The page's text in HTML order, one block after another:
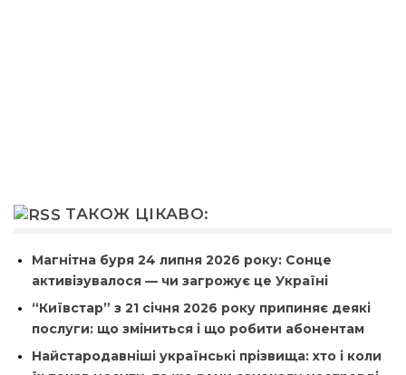
ТАКОЖ ЦІКАВО:
Магнітна буря 24 липня 2026 року: Сонце
активізувалося — чи загрожує це Україні
“Київстар” з 21 січня 2026 року припиняє деякі
послуги: що зміниться і що робити абонентам
Найстародавніші українські прізвища: хто і коли